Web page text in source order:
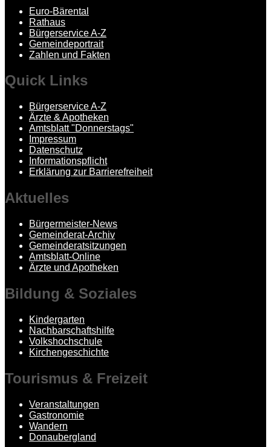
Euro-Bärental
Rathaus
Bürgerservice A-Z
Gemeindeportrait
Zahlen und Fakten
Quick Links
Bürgerservice A-Z
Ärzte & Apotheken
Amtsblatt "Donnerstags"
Impressum
Datenschutz
Informationspflicht
Erklärung zur Barrierefreiheit
Aktuelles
Bürgermeister-News
Gemeinderat-Archiv
Gemeinderatsitzungen
Amtsblatt-Online
Ärzte und Apotheken
Bildung & Soziales
Kindergarten
Nachbarschaftshilfe
Volkshochschule
Kirchengeschichte
Tourismus & Freizeit
Veranstaltungen
Gastronomie
Wandern
Donaubergland